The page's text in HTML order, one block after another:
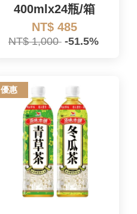
400mlx24瓶/箱
NT$ 485
NT$ 1,000 -51.5%
優惠